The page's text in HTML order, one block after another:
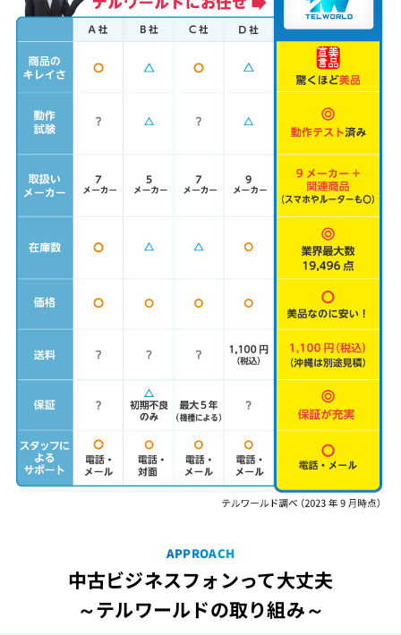
APPROACH
中古ビジネスフォンって大丈夫
～テルワールドの取り組み～